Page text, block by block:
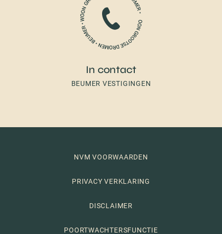
In contact
BEUMER VESTIGINGEN
NVM VOORWAARDEN
PRIVACY VERKLARING
DISCLAIMER
POORTWACHTERSFUNCTIE